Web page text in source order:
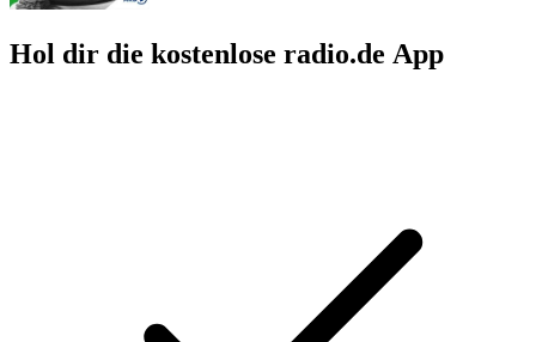
Hol dir die kostenlose radio.de App